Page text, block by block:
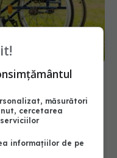
de încadrare
măsurători
cercetarea
informațiilor de pe